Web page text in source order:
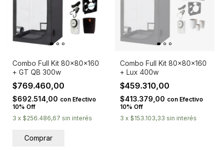
Combo Full Kit 80x80x160
+ GT QB 300w
$769.460,00
$692.514,00 con Efectivo
10% Off
3 x $256.486,67 sin interés
Combo Full Kit 80x80x160
+ Lux 400w
$459.310,00
$413.379,00 con Efectivo
10% Off
3 x $153.103,33 sin interés